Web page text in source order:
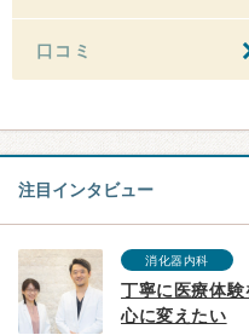
口コミ
注目インタビュー
消化器内科
丁寧に医療体
心に変えたい